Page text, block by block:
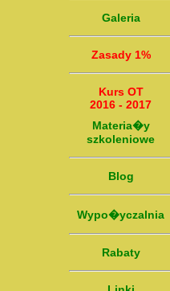
Galeria
Zasady 1%
Kurs OT
2016 - 2017
Materia�y
szkoleniowe
Blog
Wypo�yczalnia
Rabaty